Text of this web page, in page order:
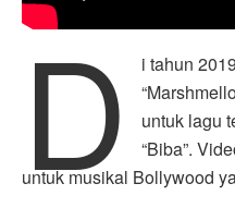
D
i tahun
untuk lagu
“Biba”.
untuk musikal Bollywood